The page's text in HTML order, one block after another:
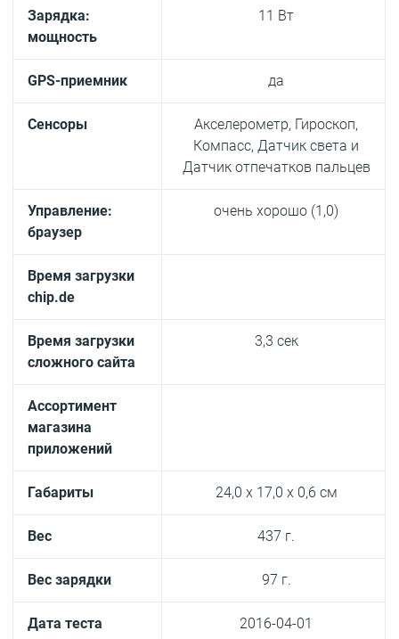
Зарядка:
мощность
11 Вт
GPS-приемник да
Сенсоры
Акселерометр, Гироскоп,
Компасс, Датчик света и
Датчик отпечатков пальцев
Управление:
браузер
очень хорошо (1,0)
Время загрузки
chip.de
Время загрузки
сложного сайта
3,3 сек
Ассортимент
магазина
приложений
Габариты 24,0 x 17,0 x 0,6 cм
Вес 437 г.
Вес зарядки 97 г.
Дата теста 2016-04-01